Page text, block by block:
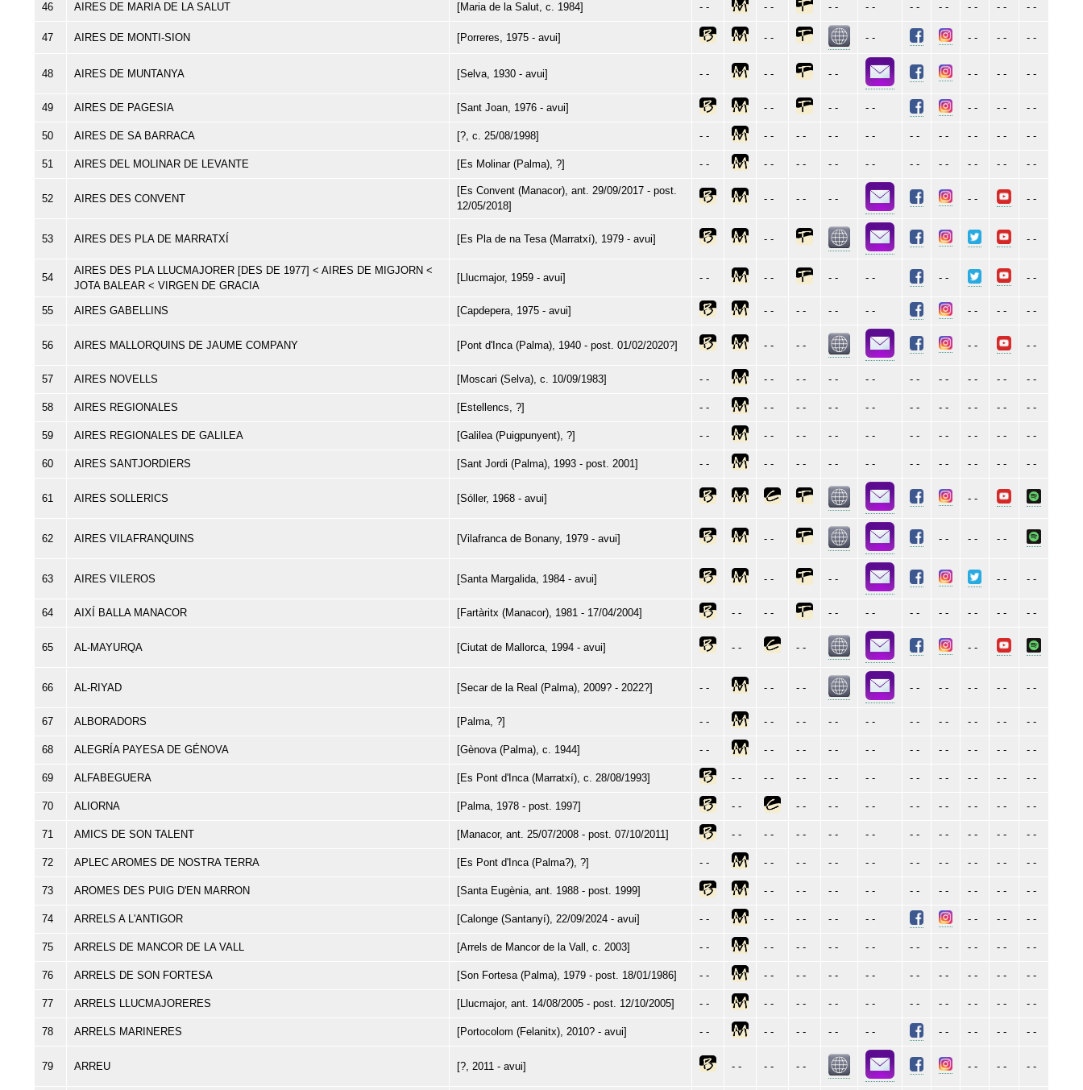
46 AIRES DE MARIA DE LA SALUT [Maria de la Salut, c. 1984] - - - - - - - - - - - - - - - - - -
47 AIRES DE MONTI-SION [Porreres, 1975 - avui] - - - - - - - - - -
48 AIRES DE MUNTANYA [Selva, 1930 - avui] - - - - - - - - - - - -
49 AIRES DE PAGESIA [Sant Joan, 1976 - avui] - - - - - - - - - - - -
50 AIRES DE SA BARRACA [?, c. 25/08/1998] - - - - - - - - - - - - - - - - - - - -
51 AIRES DEL MOLINAR DE LEVANTE [Es Molinar (Palma), ?] - - - - - - - - - - - - - - - - - - - -
52 AIRES DES CONVENT
[Es Convent (Manacor), ant. 29/09/2017 - post.
12/05/2018]
- - - - - - - - - -
53 AIRES DES PLA DE MARRATXÍ [Es Pla de na Tesa (Marratxí), 1979 - avui] - - - -
54
AIRES DES PLA LLUCMAJORER [DES DE 1977] < AIRES DE MIGJORN <
JOTA BALEAR < VIRGEN DE GRACIA
[Llucmajor, 1959 - avui] - - - - - - - - - - - -
55 AIRES GABELLINS [Capdepera, 1975 - avui] - - - - - - - - - - - - - -
56 AIRES MALLORQUINS DE JAUME COMPANY [Pont d'Inca (Palma), 1940 - post. 01/02/2020?] - - - - - - - -
57 AIRES NOVELLS [Moscari (Selva), c. 10/09/1983] - - - - - - - - - - - - - - - - - - - -
58 AIRES REGIONALES [Estellencs, ?] - - - - - - - - - - - - - - - - - - - -
59 AIRES REGIONALES DE GALILEA [Galilea (Puigpunyent), ?] - - - - - - - - - - - - - - - - - - - -
60 AIRES SANTJORDIERS [Sant Jordi (Palma), 1993 - post. 2001] - - - - - - - - - - - - - - - - - - - -
61 AIRES SOLLERICS [Sóller, 1968 - avui] - -
62 AIRES VILAFRANQUINS [Vilafranca de Bonany, 1979 - avui] - - - - - - - -
63 AIRES VILEROS [Santa Margalida, 1984 - avui] - - - - - - - -
64 AIXÍ BALLA MANACOR [Fartàritx (Manacor), 1981 - 17/04/2004] - - - - - - - - - - - - - - - - - -
65 AL-MAYURQA [Ciutat de Mallorca, 1994 - avui] - - - - - -
66 AL-RIYAD [Secar de la Real (Palma), 2009? - 2022?] - - - - - - - - - - - - - - - -
67 ALBORADORS [Palma, ?] - - - - - - - - - - - - - - - - - - - -
68 ALEGRÍA PAYESA DE GÉNOVA [Gènova (Palma), c. 1944] - - - - - - - - - - - - - - - - - - - -
69 ALFABEGUERA [Es Pont d'Inca (Marratxí), c. 28/08/1993] - - - - - - - - - - - - - - - - - - - -
70 ALIORNA [Palma, 1978 - post. 1997] - - - - - - - - - - - - - - - - - -
71 AMICS DE SON TALENT [Manacor, ant. 25/07/2008 - post. 07/10/2011] - - - - - - - - - - - - - - - - - - - -
72 APLEC AROMES DE NOSTRA TERRA [Es Pont d'Inca (Palma?), ?] - - - - - - - - - - - - - - - - - - - -
73 AROMES DES PUIG D'EN MARRON [Santa Eugènia, ant. 1988 - post. 1999] - - - - - - - - - - - - - - - - - -
74 ARRELS A L'ANTIGOR [Calonge (Santanyí), 22/09/2024 - avui] - - - - - - - - - - - - - - - -
75 ARRELS DE MANCOR DE LA VALL [Arrels de Mancor de la Vall, c. 2003] - - - - - - - - - - - - - - - - - - - -
76 ARRELS DE SON FORTESA [Son Fortesa (Palma), 1979 - post. 18/01/1986] - - - - - - - - - - - - - - - - - - - -
77 ARRELS LLUCMAJORERES [Llucmajor, ant. 14/08/2005 - post. 12/10/2005] - - - - - - - - - - - - - - - - - - - -
78 ARRELS MARINERES [Portocolom (Felanitx), 2010? - avui] - - - - - - - - - - - - - - - - - -
79 ARREU [?, 2011 - avui] - - - - - - - - - - - -